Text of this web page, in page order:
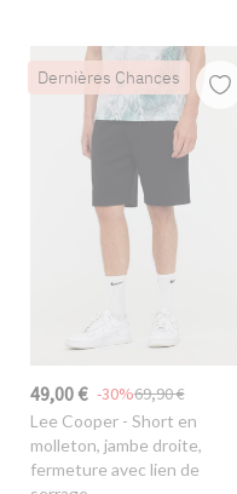
Dernières Chances
49,00 € 69,90 €
-30%
Lee Cooper- Short en
molleton, jambe droite,
fermeture avec lien de